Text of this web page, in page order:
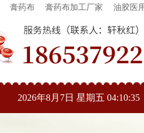
膏药布 膏药布加工厂家 油胶医
2026年8月7日 星期五 04:10:36